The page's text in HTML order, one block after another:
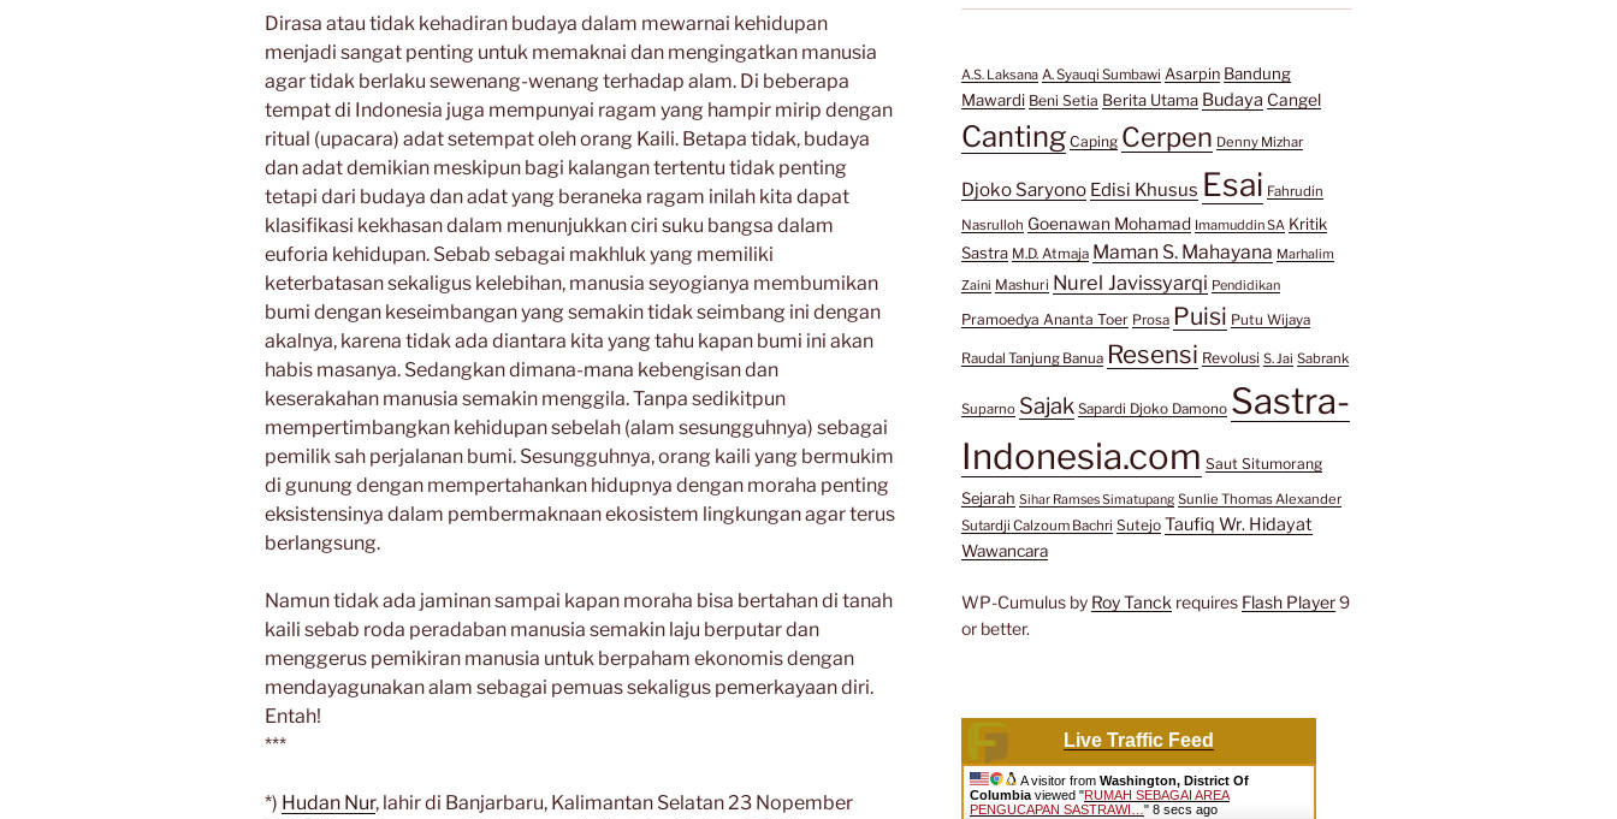
Dirasa atau tidak kehadiran budaya dalam mewarnai kehidupan
menjadi sangat penting untuk memaknai dan mengingatkan manusia
agar tidak berlaku sewenang-wenang terhadap alam. Di beberapa
tempat di Indonesia juga mempunyai ragam yang hampir mirip dengan
ritual (upacara) adat setempat oleh orang Kaili. Betapa tidak, budaya
dan adat demikian meskipun bagi kalangan tertentu tidak penting
tetapi dari budaya dan adat yang beraneka ragam inilah kita dapat
klasifikasi kekhasan dalam menunjukkan ciri suku bangsa dalam
euforia kehidupan. Sebab sebagai makhluk yang memiliki
keterbatasan sekaligus kelebihan, manusia seyogianya membumikan
bumi dengan keseimbangan yang semakin tidak seimbang ini dengan
akalnya, karena tidak ada diantara kita yang tahu kapan bumi ini akan
habis masanya. Sedangkan dimana-mana kebengisan dan
keserakahan manusia semakin menggila. Tanpa sedikitpun
mempertimbangkan kehidupan sebelah (alam sesungguhnya) sebagai
pemilik sah perjalanan bumi. Sesungguhnya, orang kaili yang bermukim
di gunung dengan mempertahankan hidupnya dengan moraha penting
eksistensinya dalam pembermaknaan ekosistem lingkungan agar terus
berlangsung.
Namun tidak ada jaminan sampai kapan moraha bisa bertahan di tanah
kaili sebab roda peradaban manusia semakin laju berputar dan
menggerus pemikiran manusia untuk berpaham ekonomis dengan
mendayagunakan alam sebagai pemuas sekaligus pemerkayaan diri.
Entah!
***
*) Hudan Nur, lahir di Banjarbaru, Kalimantan Selatan 23 Nopember
A.S. Laksana A. Syauqi Sumbawi Asarpin Bandung
Mawardi Beni Setia Berita Utama Budaya Cangel
Canting Caping Cerpen Denny Mizhar
Djoko Saryono Edisi Khusus Esai Fahrudin
Nasrulloh Goenawan Mohamad Imamuddin SA Kritik
Sastra M.D. Atmaja Maman S. Mahayana Marhalim
Zaini Mashuri Nurel Javissyarqi Pendidikan
Pramoedya Ananta Toer Prosa Puisi Putu Wijaya
Raudal Tanjung Banua Resensi Revolusi S. Jai Sabrank
Suparno Sajak Sapardi Djoko Damono Sastra-
Indonesia.com Saut Situmorang
Sejarah Sihar Ramses Simatupang Sunlie Thomas Alexander
Sutardji Calzoum Bachri Sutejo Taufiq Wr. Hidayat
Wawancara
WP-Cumulus by Roy Tanck requires Flash Player9
or better.
Live Traffic Feed
A visitor from Washington, District Of
Columbiaviewed "RUMAH SEBAGAI AREA
PENGUCAPAN SASTRAWI… " 9 secs ago